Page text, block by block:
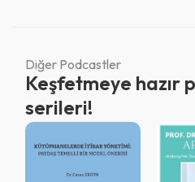
Diğer Podcastler
Keşfetmeye hazır
serileri!